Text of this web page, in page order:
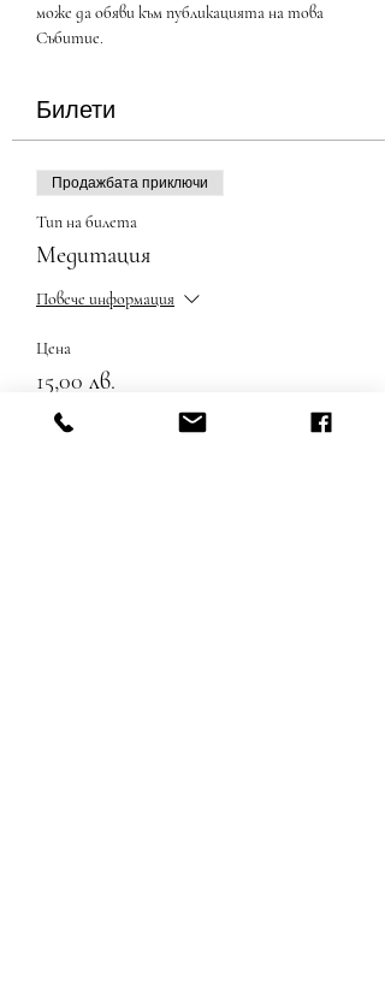
може да обяви към публикацията на това
Събитие.
Билети
Продажбата приключи
Тип на билета
Медитация
Повече информация
Цена
15,00 лв.
+0,38 лв. такса за обслужване на билети